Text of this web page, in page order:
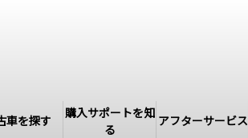
車を探す
購入サポートを知
る
アフターサービス